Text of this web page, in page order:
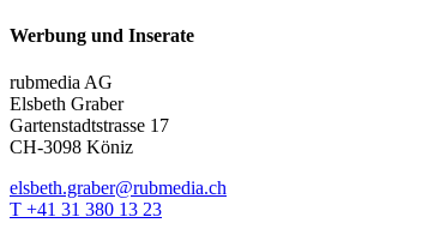
Werbung und Inserate
rubmedia AG
Elsbeth Graber
Gartenstadtstrasse 17
CH-3098 Köniz
elsbeth.graber@rubmedia.ch
T +41 31 380 13 23